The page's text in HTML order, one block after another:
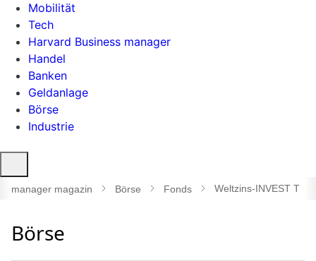
Mobilität
Tech
Harvard Business manager
Handel
Banken
Geldanlage
Börse
Industrie
öffnen
manager magazin Börse Fonds Weltzins-INVEST T